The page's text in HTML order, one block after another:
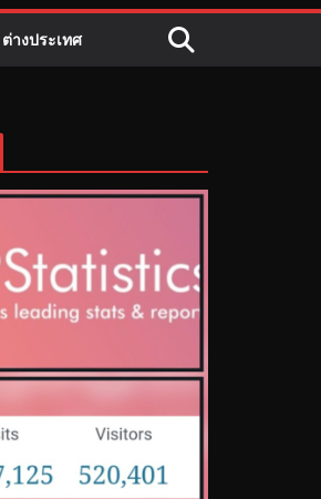
ต่างประเทศ